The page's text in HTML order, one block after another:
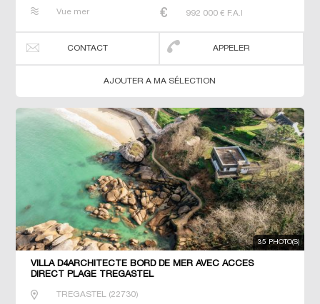
Vue mer 992 000 € F.A.I
CONTACT APPELER
AJOUTER A MA SÉLECTION
35 PHOTO(S)
VILLA D4ARCHITECTE BORD DE MER AVEC ACCES
DIRECT PLAGE TREGASTEL
TREGASTEL(22730)